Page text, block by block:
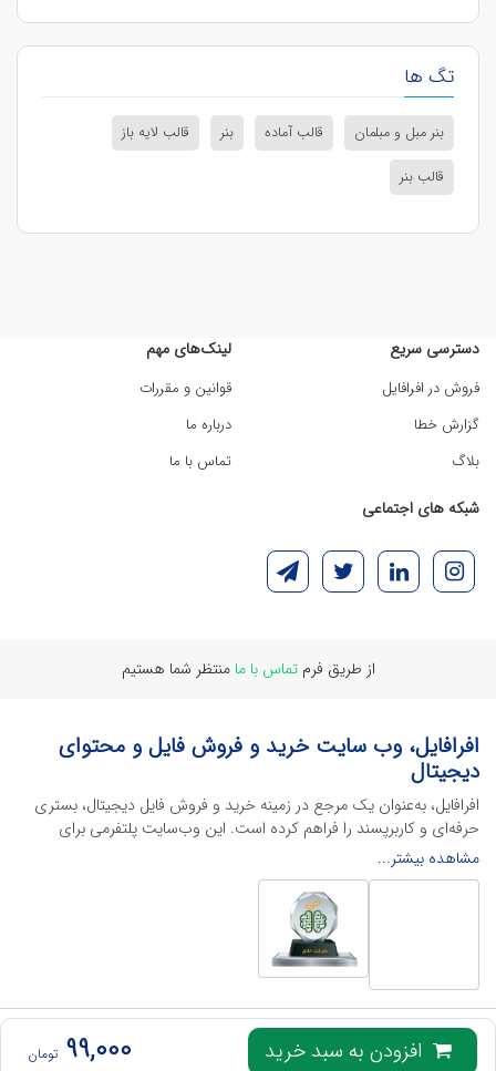
تگ ها
بنر مبل و مبلمان قالب آماده بنر
قالب لایه باز
قالب بنر
افزودن به سبد خرید 99,000 تومان
دسترسی سریع
فروش در افرافایل
گزارش خطا
بلاگ
لینک‌های مهم
قوانین و مقررات
درباره ما
تماس با ما
شبکه های اجتماعی
از طریق فرمتماس با ما منتظر شما هستیم
افرافایل، وب سایت خرید و فروش فایل و محتوای
دیجیتال
افرافایل، به‌عنوان یک مرجع در زمینه خرید و فروش فایل دیجیتال، بستری
حرفه‌ای و کاربرپسند را فراهم کرده است. این وب‌سایت‌ پلتفرمی برای
طراحان، دانشجویان و فریلنسرها ایجاد می‌کند تا به راحتی محصولات
دیجیتال خود را به فروش رسانده یا از محتواهایی باکیفیت برای پیشبرد
اهدافشان استفاده کنند.
این سایت با ارائه تنوع گسترده‌ای از محصولات دیجیتال از انواع فایل های
لایه باز نرم افراهای ادیت ویدئو گرفته تا فایل لایه باز فتوشاپ، ایلاستریتور و
اکسل گرفته تا قالب‌های ارائه پاورپوینت به کاربران کمک می‌کند تا زمان و
هزینه‌های خود را کاهش داده و به سرعت پروژه‌های خود را تکمیل کنند. در
ادامه، به معرفی گوشه‌ای از محصولات افرافایل پرداخته‌ایم:
مشاهده بیشتر...
تمامی حقوق این وب‌سایت برای
محفوظ است، هرگونه کپی برداری از آن پیگرد قانونی
خواهد داشت.